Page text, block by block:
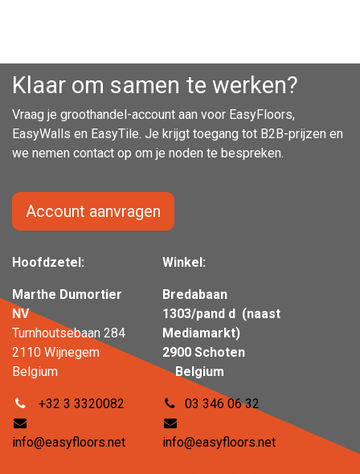
Klaar om samen te werken?
Vraag je groothandel-account aan voor EasyFloors,
EasyWalls en EasyTile. Je krijgt toegang tot B2B-prijzen en
we nemen contact op om je noden te bespreken.
Hoofdzetel:
Marthe Dumortier
NV
Turnhoutsebaan 284
2110 Wijnegem
Belgium
+32 3 3320082
info@easyfloors.net
Winkel:
Bredabaan
1303/pand d (naast
Mediamarkt)
2900 Schoten
Belgium
03 346 06 32
info@easyfloors.net
Account aanvragen